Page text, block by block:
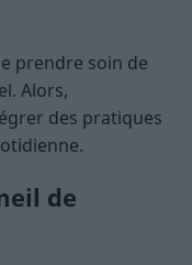
prendre soin de
Alors,
des pratiques
de